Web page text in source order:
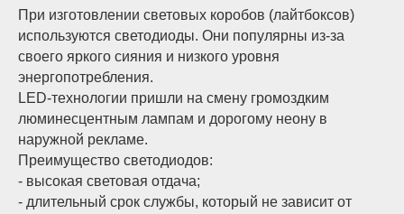
При изготовлении световых коробов (лайтбоксов)
используются светодиоды. Они популярны из-за
своего яркого сияния и низкого уровня
энергопотребления.
LED-технологии пришли на смену громоздким
люминесцентным лампам и дорогому неону в
наружной рекламе.
Преимущество светодиодов:
- высокая световая отдача;
- длительный срок службы, который не зависит от